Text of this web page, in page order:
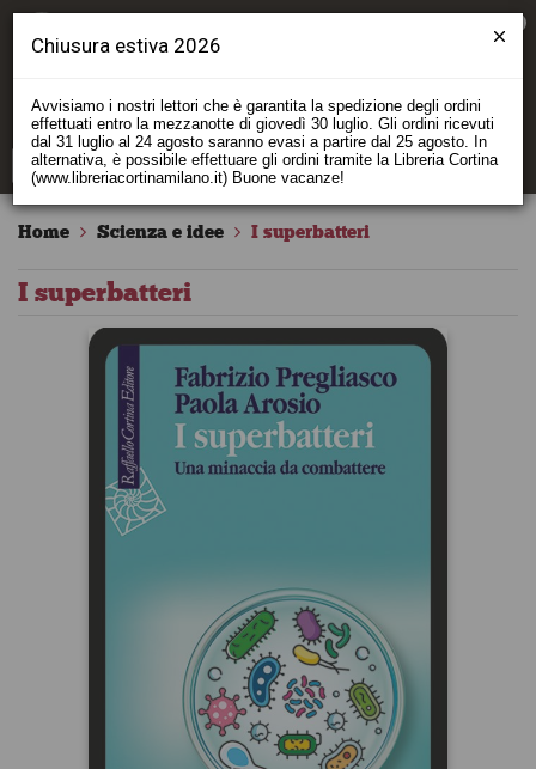
Home Scienza e idee I superbatteri
I superbatteri
Chiusura estiva 2026
Avvisiamo i nostri lettori che è garantita la spedizione degli ordini
effettuati entro la mezzanotte di giovedì 30 luglio. Gli ordini ricevuti
dal 31 luglio al 24 agosto saranno evasi a partire dal 25 agosto. In
alternativa, è possibile effettuare gli ordini tramite la Libreria Cortina
(www.libreriacortinamilano.it) Buone vacanze!